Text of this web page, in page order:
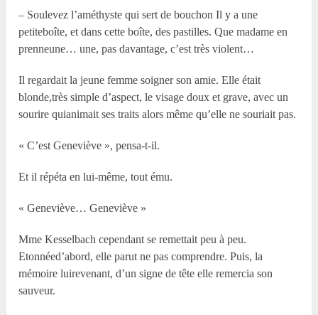
– Soulevez l’améthyste qui sert de bouchon Il y a une
petiteboîte, et dans cette boîte, des pastilles. Que madame en
prenneune… une, pas davantage, c’est très violent…
Il regardait la jeune femme soigner son amie. Elle était
blonde,très simple d’aspect, le visage doux et grave, avec un
sourire quianimait ses traits alors même qu’elle ne souriait pas.
« C’est Geneviève », pensa-t-il.
Et il répéta en lui-même, tout ému.
« Geneviève… Geneviève »
Mme Kesselbach cependant se remettait peu à peu.
Etonnéed’abord, elle parut ne pas comprendre. Puis, la
mémoire luirevenant, d’un signe de tête elle remercia son
sauveur.